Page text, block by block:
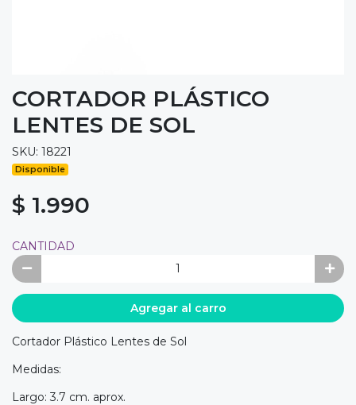
CORTADOR PLÁSTICO
LENTES DE SOL
SKU: 18221
Disponible
$ 1.990
CANTIDAD
Agregar al carro
Cortador Plástico Lentes de Sol
Medidas:
Largo: 3.7 cm. aprox.